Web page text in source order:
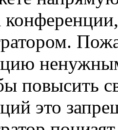
повысить
это